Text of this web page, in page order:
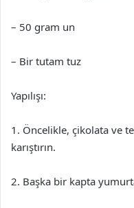
– 50 gram un
– Bir tutam tuz
Yapılışı:
1. Öncelikle, çikolata ve
karıştırın.
2. Başka bir kapta